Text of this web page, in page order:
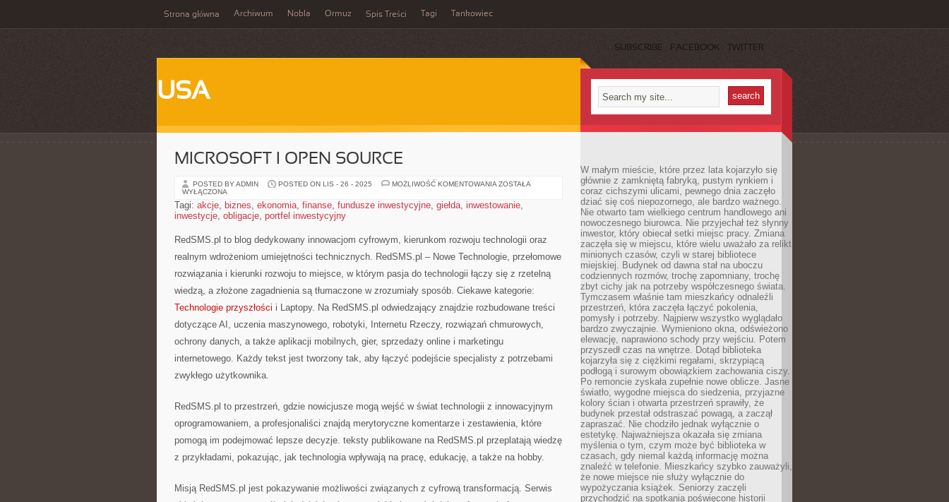
Strona główna Archiwum Nobla Ormuz Spis Treści Tagi Tankowiec
SUBSCRIBE FACEBOOK TWITTER
USA
MICROSOFT I OPEN SOURCE
POSTED BY ADMIN POSTED ON LIS - 26 - 2025 MOŻLIWOŚĆ KOMENTOWANIA MICROSOFT
SOURCE
ZOSTAŁA
WYŁĄCZONA
Tagi: akcje, biznes, ekonomia, finanse, fundusze inwestycyjne, giełda, inwestowanie,
inwestycje, obligacje, portfel inwestycyjny
RedSMS.pl to blog dedykowany innowacjom cyfrowym, kierunkom rozwoju technologii oraz
realnym wdrożeniom umiejętności technicznych. RedSMS.pl – Nowe Technologie, przełomowe
rozwiązania i kierunki rozwoju to miejsce, w którym pasja do technologii łączy się z rzetelną
wiedzą, a złożone zagadnienia są tłumaczone w zrozumiały sposób. Ciekawe kategorie:
Technologie przyszłości i Laptopy. Na RedSMS.pl odwiedzający znajdzie rozbudowane treści
dotyczące AI, uczenia maszynowego, robotyki, Internetu Rzeczy, rozwiązań chmurowych,
ochrony danych, a także aplikacji mobilnych, gier, sprzedaży online i marketingu
internetowego. Każdy tekst jest tworzony tak, aby łączyć podejście specjalisty z potrzebami
zwykłego użytkownika.
RedSMS.pl to przestrzeń, gdzie nowicjusze mogą wejść w świat technologii z innowacyjnym
oprogramowaniem, a profesjonaliści znajdą merytoryczne komentarze i zestawienia, które
pomogą im podejmować lepsze decyzje. teksty publikowane na RedSMS.pl przeplatają wiedzę
z przykładami, pokazując, jak technologia wpływają na pracę, edukację, a także na hobby.
Misją RedSMS.pl jest pokazywanie możliwości związanych z cyfrową transformacją. Serwis
W małym mieście, które przez lata kojarzyło się
głównie z zamkniętą fabryką, pustym rynkiem i
coraz cichszymi ulicami, pewnego dnia zaczęło
dziać się coś niepozornego, ale bardzo ważnego.
Nie otwarto tam wielkiego centrum handlowego ani
nowoczesnego biurowca. Nie przyjechał też słynny
inwestor, który obiecał setki miejsc pracy. Zmiana
zaczęła się w miejscu, które wielu uważało za relikt
minionych czasów, czyli w starej bibliotece
miejskiej. Budynek od dawna stał na uboczu
codziennych rozmów, trochę zapomniany, trochę
zbyt cichy jak na potrzeby współczesnego świata.
Tymczasem właśnie tam mieszkańcy odnaleźli
przestrzeń, która zaczęła łączyć pokolenia,
pomysły i potrzeby. Najpierw wszystko wyglądało
bardzo zwyczajnie. Wymieniono okna, odświeżono
elewację, naprawiono schody przy wejściu. Potem
przyszedł czas na wnętrze. Dotąd biblioteka
kojarzyła się z ciężkimi regałami, skrzypiącą
podłogą i surowym obowiązkiem zachowania ciszy.
Po remoncie zyskała zupełnie nowe oblicze. Jasne
światło, wygodne miejsca do siedzenia, przyjazne
kolory ścian i otwarta przestrzeń sprawiły, że
budynek przestał odstraszać powagą, a zaczął
zapraszać. Nie chodziło jednak wyłącznie o
estetykę. Najważniejsza okazała się zmiana
myślenia o tym, czym może być biblioteka w
czasach, gdy niemal każdą informację można
znaleźć w telefonie. Mieszkańcy szybko zauważyli,
że nowe miejsce nie służy wyłącznie do
wypożyczania książek. Seniorzy zaczęli
przychodzić na spotkania poświęcone historii